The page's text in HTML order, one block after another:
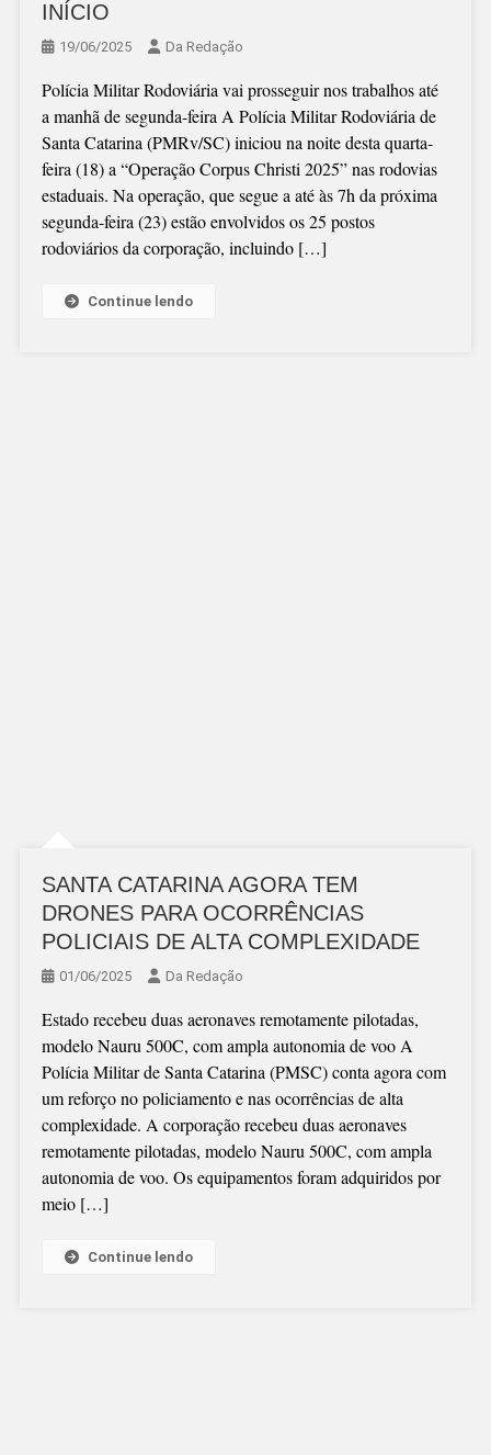
INÍCIO
19/06/2025 Da Redação
Polícia Militar Rodoviária vai prosseguir nos trabalhos até
a manhã de segunda-feira A Polícia Militar Rodoviária de
Santa Catarina (PMRv/SC) iniciou na noite desta quarta-
feira (18) a “Operação Corpus Christi 2025” nas rodovias
estaduais. Na operação, que segue a até às 7h da próxima
segunda-feira (23) estão envolvidos os 25 postos
rodoviários da corporação, incluindo […]
Continue lendo
SANTA CATARINA AGORA TEM
DRONES PARA OCORRÊNCIAS
POLICIAIS DE ALTA COMPLEXIDADE
01/06/2025 Da Redação
Estado recebeu duas aeronaves remotamente pilotadas,
modelo Nauru 500C, com ampla autonomia de voo A
Polícia Militar de Santa Catarina (PMSC) conta agora com
um reforço no policiamento e nas ocorrências de alta
complexidade. A corporação recebeu duas aeronaves
remotamente pilotadas, modelo Nauru 500C, com ampla
autonomia de voo. Os equipamentos foram adquiridos por
meio […]
Continue lendo